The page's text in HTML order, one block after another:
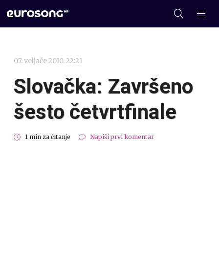
07. veljače 2010. 22:21
Slovačka: Završeno
šesto četvrtfinale
1 min za čitanje Napiši prvi komentar